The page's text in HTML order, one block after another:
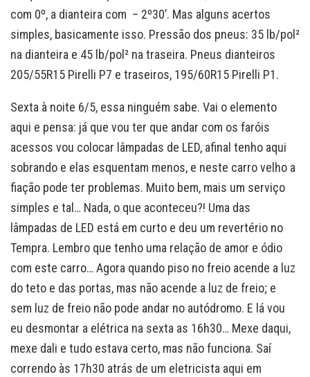
com 0º, a dianteira com – 2º30’. Mas alguns acertos
simples, basicamente isso. Pressão dos pneus: 35 lb/pol²
na dianteira e 45 lb/pol² na traseira. Pneus dianteiros
205/55R15 Pirelli P7 e traseiros, 195/60R15 Pirelli P1.
Sexta à noite 6/5, essa ninguém sabe. Vai o elemento
aqui e pensa: já que vou ter que andar com os faróis
acessos vou colocar lâmpadas de LED, afinal tenho aqui
sobrando e elas esquentam menos, e neste carro velho a
fiação pode ter problemas. Muito bem, mais um serviço
simples e tal… Nada, o que aconteceu?! Uma das
lâmpadas de LED está em curto e deu um revertério no
Tempra. Lembro que tenho uma relação de amor e ódio
com este carro… Agora quando piso no freio acende a luz
do teto e das portas, mas não acende a luz de freio; e
sem luz de freio não pode andar no autódromo. E lá vou
eu desmontar a elétrica na sexta as 16h30… Mexe daqui,
mexe dali e tudo estava certo, mas não funciona. Saí
correndo às 17h30 atrás de um eletricista aqui em